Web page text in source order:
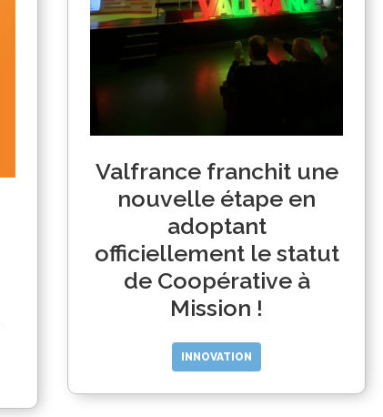
Valfrance franchit une
nouvelle étape en
adoptant
officiellement le statut
de Coopérative à
Mission !
INNOVATION